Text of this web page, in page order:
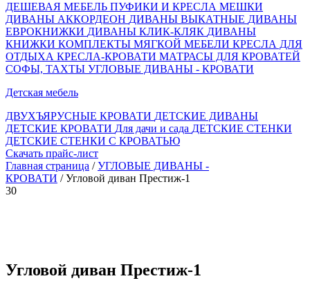
ДЕШЕВАЯ МЕБЕЛЬ ПУФИКИ И КРЕСЛА МЕШКИ
ДИВАНЫ АККОРДЕОН ДИВАНЫ ВЫКАТНЫЕ ДИВАНЫ
ЕВРОКНИЖКИ ДИВАНЫ КЛИК-КЛЯК ДИВАНЫ
КНИЖКИ КОМПЛЕКТЫ МЯГКОЙ МЕБЕЛИ КРЕСЛА ДЛЯ
ОТДЫХА КРЕСЛА-КРОВАТИ МАТРАСЫ ДЛЯ КРОВАТЕЙ
СОФЫ, ТАХТЫ УГЛОВЫЕ ДИВАНЫ - КРОВАТИ
Детская мебель
ДВУХЪЯРУСНЫЕ КРОВАТИ ДЕТСКИЕ ДИВАНЫ
ДЕТСКИЕ КРОВАТИ Для дачи и сада ДЕТСКИЕ СТЕНКИ
ДЕТСКИЕ СТЕНКИ С КРОВАТЬЮ
Скачать прайс-лист
Главная страница /УГЛОВЫЕ ДИВАНЫ -
КРОВАТИ / Угловой диван Престиж-1
30
Угловой диван Престиж-1